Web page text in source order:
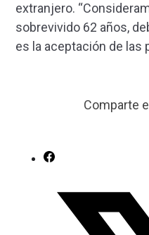
extranjero.
sobrevivido 62 años,
es la aceptación de las
Comparte